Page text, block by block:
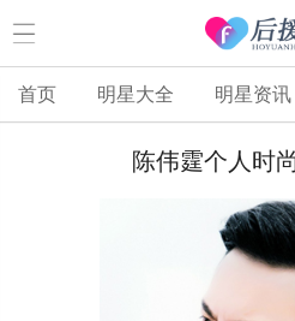
首页 明星大全 明星资讯
陈伟霆个人时